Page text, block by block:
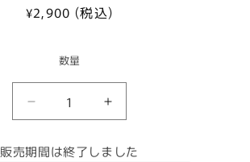
通
¥2,900 (税込)
数量
【2025/6/20】
ツ
【2025/6/20】
ツ
販売期間は終了しました